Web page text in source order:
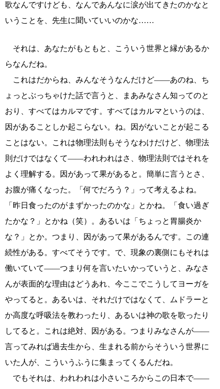
歌なんですけども、なんであんなに涙が出てきたのかなと
いうことを、先生に聞いていいのかな……
それは、あなたがもともと、こういう世界と縁があるか
らなんだね。
これはだからね、みんなそうなんだけど――あのね、ち
ょっとぶっちゃけた話で言うと、まあみなさん知ってのと
おり、すべてはカルマです。すべてはカルマというのは、
因があることしか起こらない。ね。因がないことが起こる
ことはない。これは物理法則もそうなわけだけど、物理法
則だけではなくて――われわれはさ、物理法則ではそれを
よく理解する。因があって果があると。簡単に言うとさ、
お腹が痛くなった。「何でだろう？」って考えるよね。
「昨日食ったのがまずかったのかな」とかね。「食い過ぎ
たかな？」とかね（笑）。あるいは「ちょっと胃腸炎か
な？」とか。つまり、因があって果があるんです。この連
続性がある。すべてそうです。で、現象の裏側にもそれは
働いていて――つまり何を言いたいかっていうと、みなさ
んが表面的な理由はどうあれ、今ここでこうしてヨーガを
やってると。あるいは、それだけではなくて、ムドラーと
か高度な呼吸法を教わったり、あるいは神の歌を歌ったり
してると。これは絶対、因がある。つまりみなさんが――
言ってみれば過去生から、生まれる前からそういう世界に
いた人が、こういうふうに集まってくるんだね。
でもそれは、われわれは小さいころからこの日本で――